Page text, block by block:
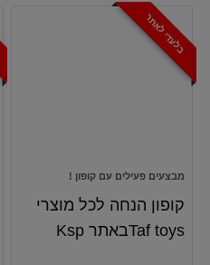
בלעדי לאתר
מבצעים פעילים עם קופון !
קופון הנחה לכל מוצרי
Taf toysבאתר Ksp